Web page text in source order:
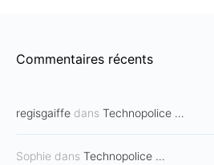
Commentaires récents
regisgaiffe dans Technopolice …
Sophie dans Technopolice …